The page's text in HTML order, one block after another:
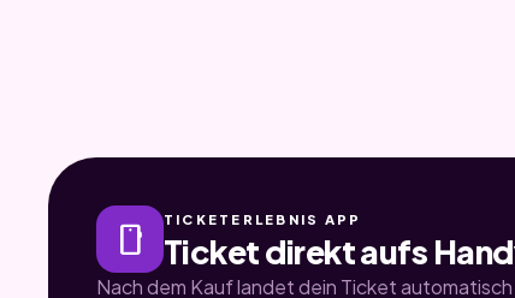
smartphone TICKETERLEBNIS APP
Ticket direkt aufs
Nach dem Kauf landet dein Ticket